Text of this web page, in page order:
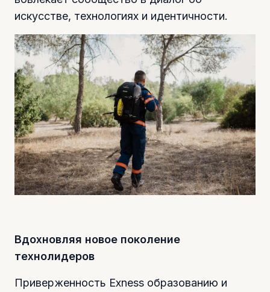
искусстве, технологиях и идентичности.
Вдохновляя новое поколение
технолидеров
Приверженность Exness образованию и